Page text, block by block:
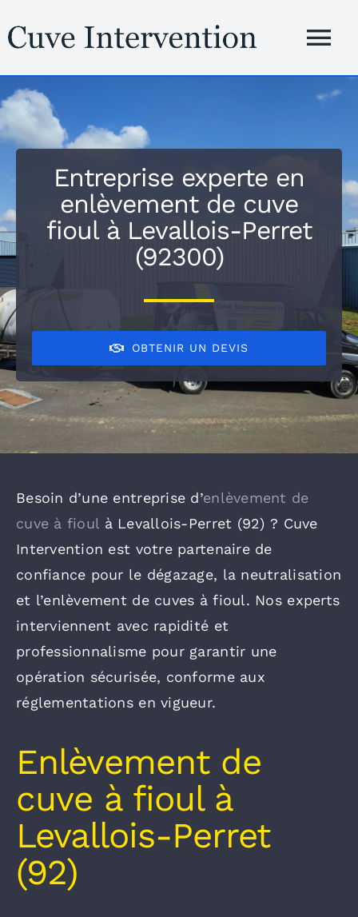
au
Services
Entreprise experte en
enlèvement de cuve
fioul à Levallois-Perret
(92300)
OBTENIR UN DEVIS
Besoin d’une entreprise d’enlèvement de
cuve à fioul à Levallois-Perret (92) ? Cuve
Intervention est votre partenaire de
confiance pour le dégazage, la neutralisation
et l’enlèvement de cuves à fioul. Nos experts
interviennent avec rapidité et
professionnalisme pour garantir une
opération sécurisée, conforme aux
réglementations en vigueur.
Enlèvement de
cuve à fioul à
Levallois-Perret
(92)